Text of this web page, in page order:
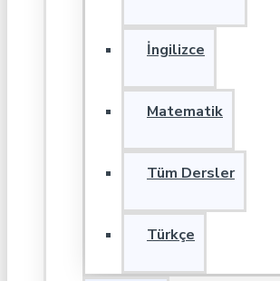
İngilizce
Matematik
Tüm Dersler
Türkçe